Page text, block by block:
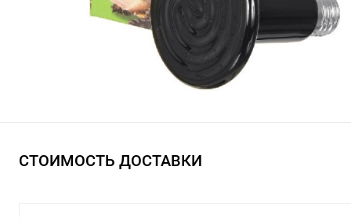
СТОИМОСТЬ ДОСТАВКИ